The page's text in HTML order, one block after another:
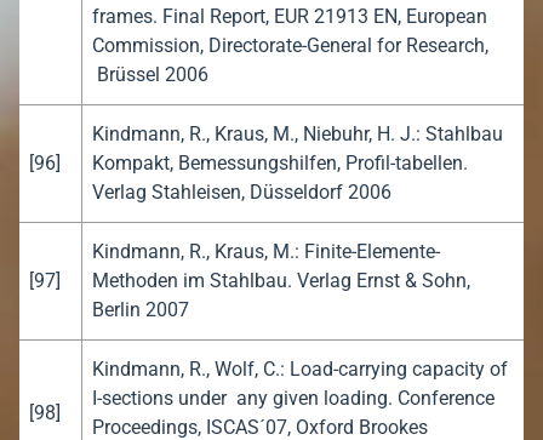
frames. Final Report, EUR 21913 EN, European
Commission, Directorate-General for Research,
Brüssel 2006
[96]
Kindmann, R., Kraus, M., Niebuhr, H. J.: Stahlbau
Kompakt, Bemessungshilfen, Profil-tabellen.
Verlag Stahleisen, Düsseldorf 2006
[97]
Kindmann, R., Kraus, M.: Finite-Elemente-
Methoden im Stahlbau. Verlag Ernst & Sohn,
Berlin 2007
[98]
Kindmann, R., Wolf, C.: Load-carrying capacity of
I-sections under any given loading. Conference
Proceedings, ISCAS´07, Oxford Brookes